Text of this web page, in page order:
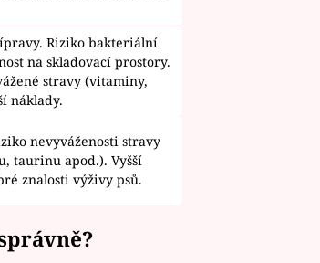
Riziko bakteriální
na skladovací prostory.
stravy (vitaminy,
náklady.
nevyváženosti stravy
taurinu apod.). Vyšší
znalosti výživy psů.